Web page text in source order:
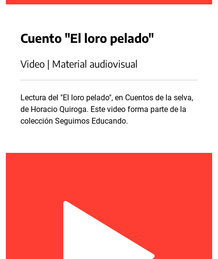
Cuento "El loro pelado"
Video | Material audiovisual
Lectura del "El loro pelado", en Cuentos de la selva,
de Horacio Quiroga. Este video forma parte de la
colección Seguimos Educando.